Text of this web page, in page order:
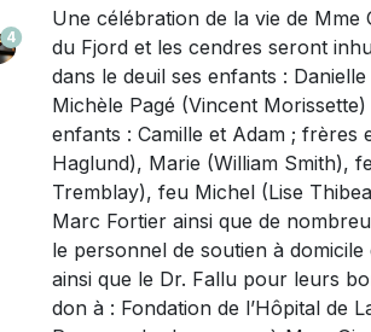
4
Une célébration de la vie de
du Fjord et les cendres seront
dans le deuil ses enfants :
Michèle Pagé (Vincent
enfants : Camille et Adam ;
Haglund), Marie (William Smith),
Tremblay), feu Michel (Lise
Marc Fortier ainsi que de
le personnel de soutien à domicile
ainsi que le Dr. Fallu pour leurs
don à : Fondation de l’Hôpital de